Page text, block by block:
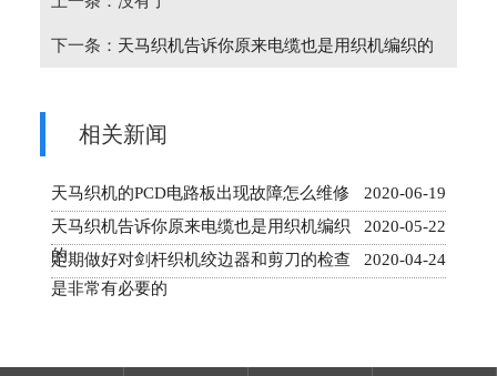
下一条： 天马织机告诉你原来电缆也是用织机编织的
相关新闻
2020-06-19
天马织机的PCD电路板出现故障怎么维修
2020-05-22
天马织机告诉你原来电缆也是用织机编织
的
2020-04-24
定期做好对剑杆织机绞边器和剪刀的检查
是非常有必要的